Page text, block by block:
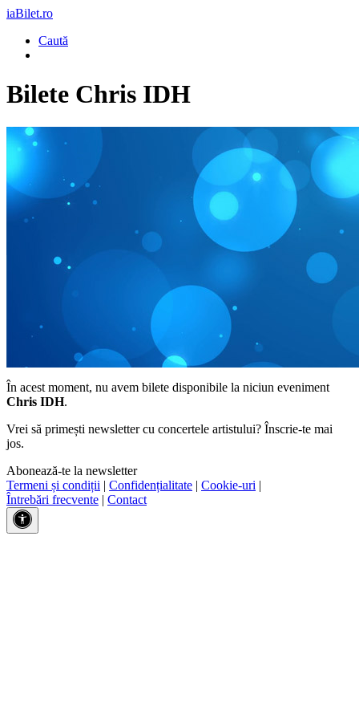
iaBilet.ro
Caută
Bilete Chris IDH
În acest moment, nu avem bilete disponibile la niciun eveniment
Chris IDH.
Vrei să primești newsletter cu concertele artistului? Înscrie-te mai
jos.
Abonează-te la newsletter
Termeni și condiții | Confidențialitate | Cookie-uri |
Întrebări frecvente | Contact